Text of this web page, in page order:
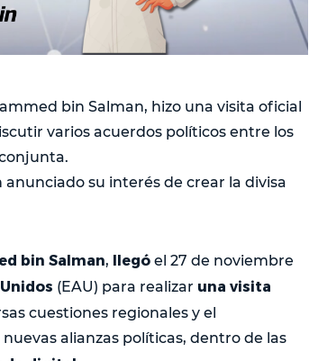
bin Salman, hizo una visita oficial
varios acuerdos políticos entre los
su interés de crear la divisa
bin Salman, llegó el 27 de noviembre
(EAU) para realizar una visita
cuestiones regionales y el
alianzas políticas, dentro de las